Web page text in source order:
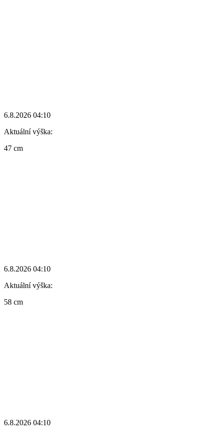
6.8.2026 04:10
Aktuální výška:
47 cm
6.8.2026 04:10
Aktuální výška:
58 cm
6.8.2026 04:10